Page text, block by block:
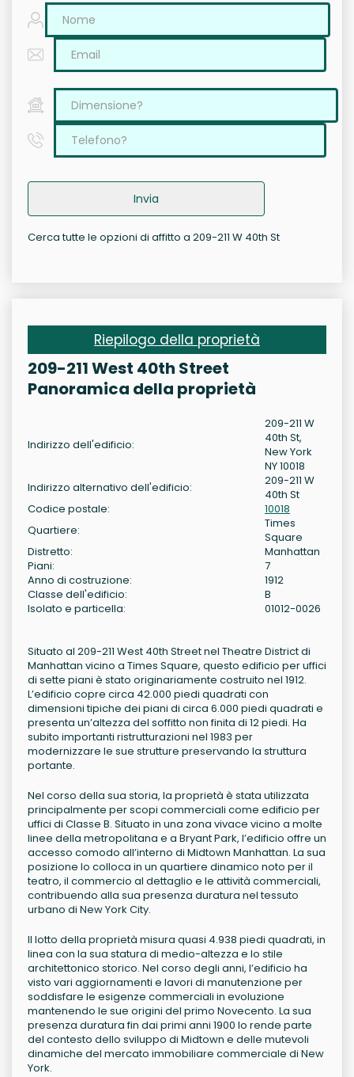
Invia
Cerca tutte le opzioni di affitto a 209-211 W 40th St
Riepilogo della proprietà
209-211 West 40th Street
Panoramica della proprietà
Indirizzo dell'edificio:
209-211 W
40th St,
New York
NY 10018
Indirizzo alternativo dell'edificio:
209-211 W
40th St
Codice postale:
10018
Quartiere:
Times
Square
Distretto:
Manhattan
Piani:
7
Anno di costruzione:
1912
Classe dell'edificio:
B
Isolato e particella:
01012-0026
Situato al 209-211 West 40th Street nel Theatre District di
Manhattan vicino a Times Square, questo edificio per uffici
di sette piani è stato originariamente costruito nel 1912.
L’edificio copre circa 42.000 piedi quadrati con
dimensioni tipiche dei piani di circa 6.000 piedi quadrati e
presenta un’altezza del soffitto non finita di 12 piedi. Ha
subito importanti ristrutturazioni nel 1983 per
modernizzare le sue strutture preservando la struttura
portante.
Nel corso della sua storia, la proprietà è stata utilizzata
principalmente per scopi commerciali come edificio per
uffici di Classe B. Situato in una zona vivace vicino a molte
linee della metropolitana e a Bryant Park, l’edificio offre un
accesso comodo all’interno di Midtown Manhattan. La sua
posizione lo colloca in un quartiere dinamico noto per il
teatro, il commercio al dettaglio e le attività commerciali,
contribuendo alla sua presenza duratura nel tessuto
urbano di New York City.
Il lotto della proprietà misura quasi 4.938 piedi quadrati, in
linea con la sua statura di medio-altezza e lo stile
architettonico storico. Nel corso degli anni, l’edificio ha
visto vari aggiornamenti e lavori di manutenzione per
soddisfare le esigenze commerciali in evoluzione
mantenendo le sue origini del primo Novecento. La sua
presenza duratura fin dai primi anni 1900 lo rende parte
del contesto dello sviluppo di Midtown e delle mutevoli
dinamiche del mercato immobiliare commerciale di New
York.